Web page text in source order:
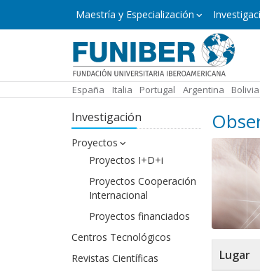
y
Maestría y Especialización
España Italia Portugal Argentina Bolivia
Investigación
Proyectos
Proyectos I+D+i
Proyectos Cooperación
Internacional
Proyectos financiados
Centros Tecnológicos
Revistas Científicas
Lugar